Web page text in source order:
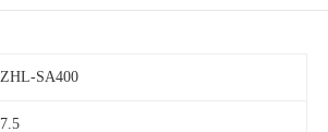
ZHL-SA400
7.5